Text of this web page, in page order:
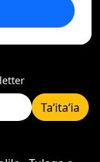
Taʻitaʻia